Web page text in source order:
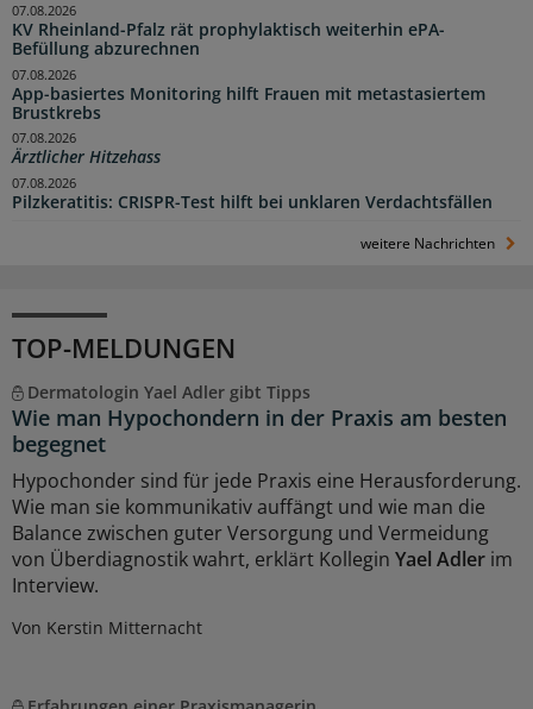
KV Rheinland-Pfalz rät prophylaktisch weiterhin ePA-
Befüllung abzurechnen
07.08.2026
App-basiertes Monitoring hilft Frauen mit metastasiertem
Brustkrebs
07.08.2026
Ärztlicher Hitzehass
07.08.2026
Pilzkeratitis: CRISPR-Test hilft bei unklaren Verdachtsfällen
07.08.2026
weitere Nachrichten
TOP-MELDUNGEN
Dermatologin Yael Adler gibt Tipps
Wie man Hypochondern in der Praxis am besten
begegnet
Hypochonder sind für jede Praxis eine Herausforderung.
Wie man sie kommunikativ auffängt und wie man die
Balance zwischen guter Versorgung und Vermeidung
von Überdiagnostik wahrt, erklärt Kollegin Yael Adler im
Interview.
Von Kerstin Mitternacht